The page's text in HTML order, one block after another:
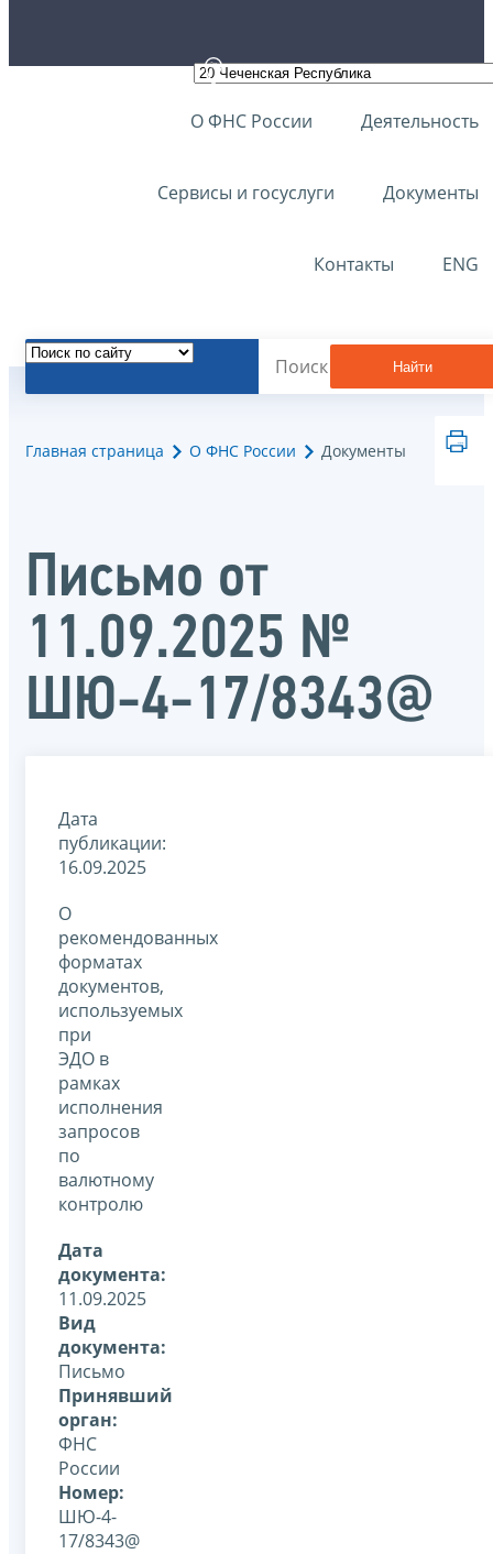
О ФНС России Деятельность
Сервисы и госуслуги Документы
Контакты ENG
Найти
Главная страница О ФНС России Документы
Письмо от
11.09.2025 №
ШЮ-4-17/8343@
Дата
публикации:
16.09.2025
О
рекомендованных
форматах
документов,
используемых
при
ЭДО в
рамках
исполнения
запросов
по
валютному
контролю
Дата
документа:
11.09.2025
Вид
документа:
Письмо
Принявший
орган:
ФНС
России
Номер:
ШЮ-4-
17/8343@